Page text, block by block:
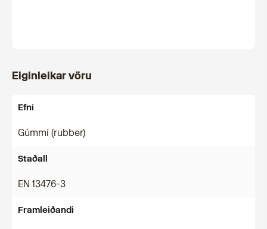
Eiginleikar vöru
Efni
Gúmmí (rubber)
Staðall
EN 13476-3
Framleiðandi